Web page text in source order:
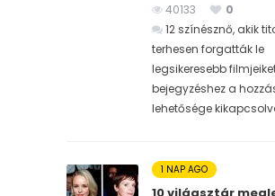
40133
0
12 színésznő, akik
terhesen forgatták le
legsikeresebb
bejegyzéshez a
lehetősége
1 NAP AGO
10 világsztár